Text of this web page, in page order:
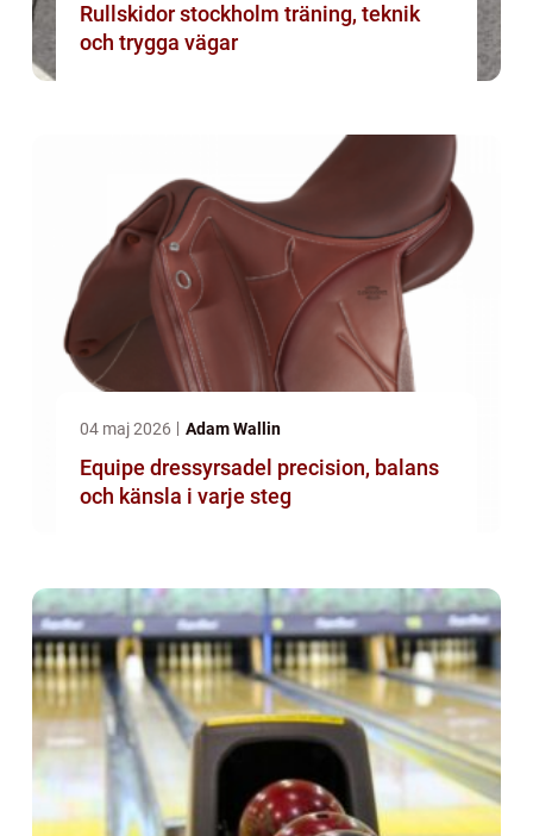
Rullskidor stockholm träning, teknik
och trygga vägar
04 maj 2026 Adam Wallin
Equipe dressyrsadel precision, balans
och känsla i varje steg